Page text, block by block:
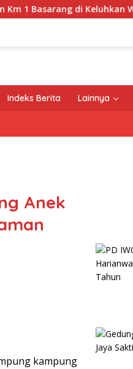
di Keluhkan Warga
Indeks Berita Lainnya
Anek
kampung